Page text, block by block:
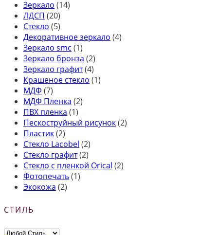
Зеркало (14)
ЛДСП (20)
Стекло (5)
Декоративное зеркало (4)
Зеркало smc (1)
Зеркало бронза (2)
Зеркало графит(4)
Крашеное стекло (1)
МДФ (7)
МДФ Пленка (2)
ПВХ пленка (1)
Пескоструйный рисунок(2)
Пластик(2)
Стекло Lacobel (2)
Стекло графит(2)
Стекло с пленкой Orical (2)
Фотопечать(1)
Экокожа (2)
СТИЛЬ